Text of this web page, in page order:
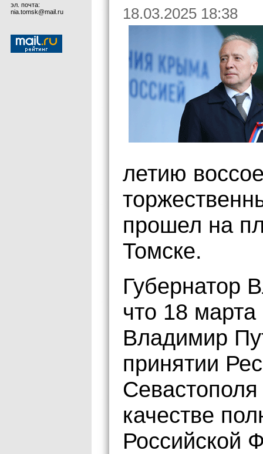
эл. почта:
nia.tomsk@mail.ru
18.03.2025 18:38
летию
прошел на
Томске.
Губернатор
что 18
Владимир
принятии
качестве
Российской